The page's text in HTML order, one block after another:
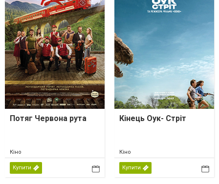
Потяг Червона рута
Кіно
Купити
Кінець Оук- Стріт
Кіно
Купити